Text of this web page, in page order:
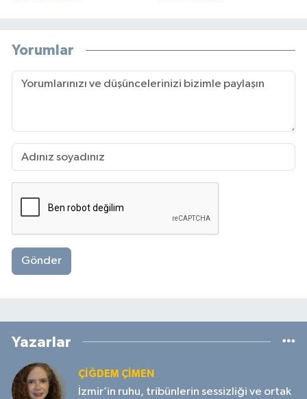
Yorumlar
Gönder
Yazarlar
ÇIĞDEM ÇIMEN
İzmir’in ruhu, tribünlerin sessizliği ve ortak